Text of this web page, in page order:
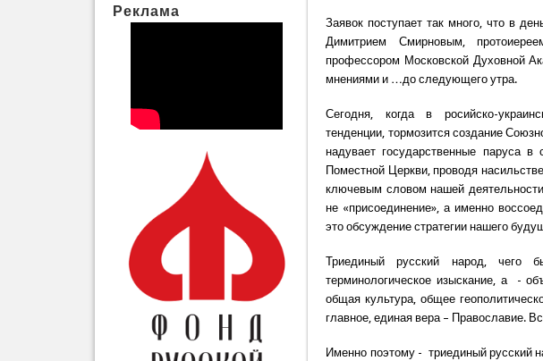
Заявок поступает так много, что в
Димитрием Смирновым,
профессором Московской Духовной
мнениями и …до следующего утра.
Сегодня, когда в росийско-
тенденции, тормозится создание
надувает государственные паруса
Поместной Церкви, проводя
ключевым словом нашей
не «присоединение», а именно
это обсуждение стратегии нашего
Триединый русский народ, чего
терминологическое изыскание, а -
общая культура, общее
главное, единая вера – Православие.
Именно поэтому - триединый русский
Реклама